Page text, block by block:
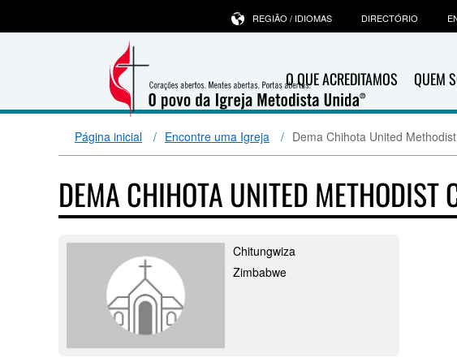
O QUE ACREDITAMOS QUEM
REGIÃO / IDIOMAS DIRECTÓRIO
Página inicial Encontre uma Igreja Dema Chihota United
DEMA CHIHOTA UNITED
Chitungwiza
Zimbabwe